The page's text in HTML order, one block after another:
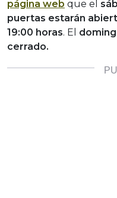
página web que el
puertas estarán
19:00 horas. El
cerrado.